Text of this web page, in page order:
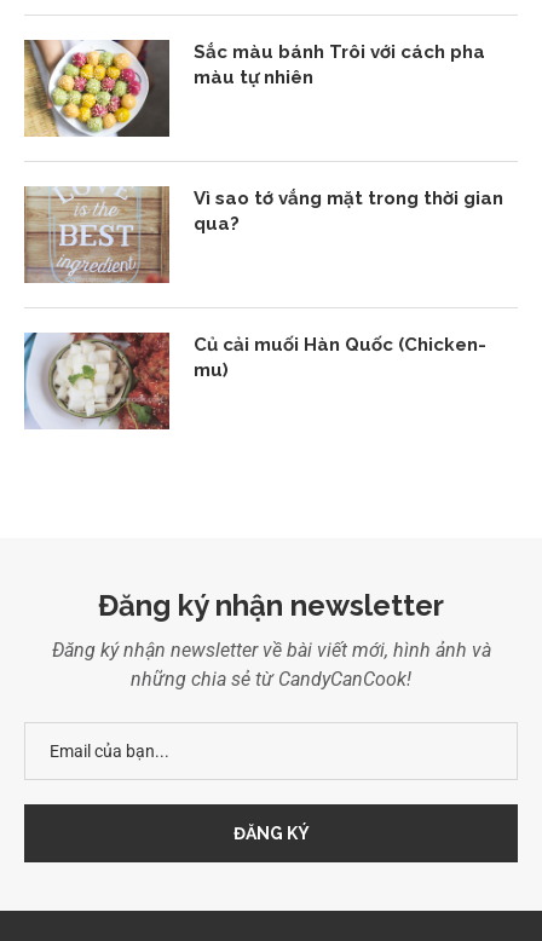
Sắc màu bánh Trôi với cách pha
màu tự nhiên
Vì sao tớ vắng mặt trong thời gian
qua?
Củ cải muối Hàn Quốc (Chicken-
mu)
Đăng ký nhận newsletter
Đăng ký nhận newsletter về bài viết mới, hình ảnh và
những chia sẻ từ CandyCanCook!